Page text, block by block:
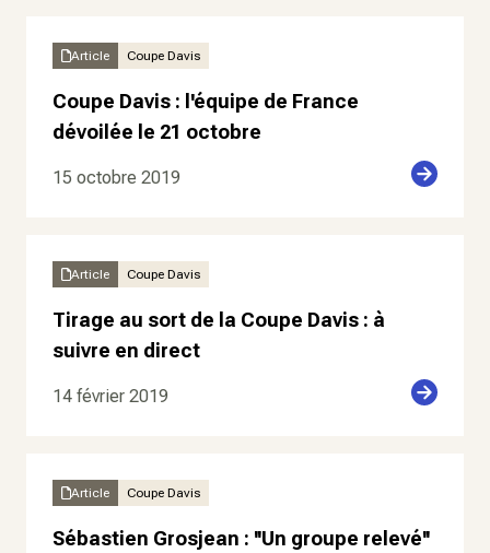
Article Coupe Davis
Coupe Davis : l'équipe de France
dévoilée le 21 octobre
15 octobre 2019
Article Coupe Davis
Tirage au sort de la Coupe Davis : à
suivre en direct
14 février 2019
Article Coupe Davis
Sébastien Grosjean : ''Un groupe relevé''